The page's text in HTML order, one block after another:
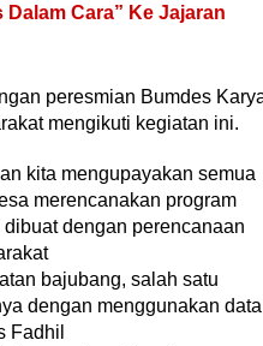
Cara” Ke Jajaran
peresmian Bumdes
mengikuti kegiatan ini.
kita mengupayakan semua
merencanakan program
dengan perencanaan
bajubang, salah satu
dengan menggunakan
Fadhil